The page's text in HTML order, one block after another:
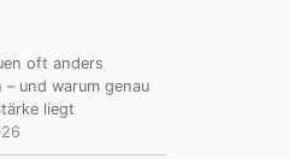
oft anders
– und warum genau
liegt